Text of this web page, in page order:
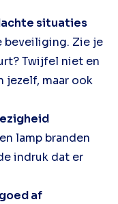
situaties
beveiliging. Zie je
Twijfel niet en
jezelf, maar ook
lamp branden
indruk dat er
af